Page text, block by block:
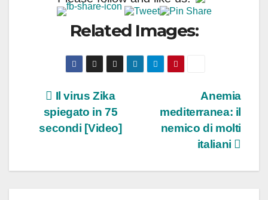
Related Images:
Navigazione
articoli
Anemia
mediterranea: il
nemico di molti
italiani
Il virus Zika
spiegato in 75
secondi [Video]